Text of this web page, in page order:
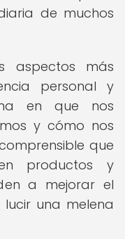
de muchos
aspectos más
personal y
en que nos
y cómo nos
que
productos y
a mejorar el
una melena